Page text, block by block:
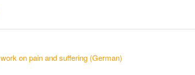
on pain and suffering (German)